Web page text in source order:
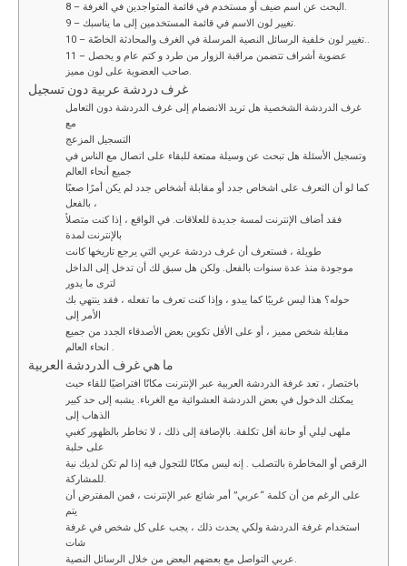
8 – البحث عن اسم ضيف أو مستخدم في قائمة المتواجدين في الغرفة.
9 – تغيير لون الاسم في قائمة المستخدمين إلى ما يناسبك.
10 – تغيير لون خلفية الرسائل النصية المرسلة في الغرف والمحادثة الخاصّة..
11 – عضوية أشراف تتضمن مراقبة الزوار من طرد و كتم عام و يحصل
صاحب العضوية على لون مميز.
غرف دردشة عربية دون تسجيل
غرف الدردشة الشخصية هل تريد الانضمام إلى غرف الدردشة دون التعامل
مع
التسجيل المزعج
وتسجيل الأسئلة هل تبحث عن وسيلة ممتعة للبقاء على اتصال مع الناس في
جميع أنحاء العالم
كما لو أن التعرف على اشخاص جدد أو مقابلة أشخاص جدد لم يكن أمرًا صعبًا
بالفعل ،
فقد أضاف الإنترنت لمسة جديدة للعلاقات. في الواقع ، إذا كنت متصلاً
بالإنترنت لمدة
طويلة ، فستعرف أن غرف دردشة عربي التي يرجع تاريخها كانت
موجودة منذ عدة سنوات بالفعل. ولكن هل سبق لك أن تدخل إلى الداخل
لترى ما يدور
حوله؟ هذا ليس غريبًا كما يبدو ، وإذا كنت تعرف ما تفعله ، فقد ينتهي بك
الأمر إلى
مقابلة شخص مميز ، أو على الأقل تكوين بعض الأصدقاء الجدد من جميع
انحاء العالم .
ما هي غرف الدردشة العربية
باختصار ، تعد غرفة الدردشة العربية عبر الإنترنت مكانًا افتراضيًا للقاء حيث
يمكنك الدخول في بعض الدردشة العشوائية مع الغرباء. يشبه إلى حد كبير
الذهاب إلى
ملهى ليلي أو حانة أقل تكلفة. بالإضافة إلى ذلك ، لا تخاطر بالظهور كغبي
على حلبة
الرقص أو المخاطرة بالتصلب . إنه ليس مكانًا للتجول فيه إذا لم تكن لديك نية
للمشاركة.
على الرغم من أن كلمة “عربي” أمر شائع عبر الإنترنت ، فمن المفترض أن
يتم
استخدام غرفة الدردشة ولكي يحدث ذلك ، يجب على كل شخص في غرفة
شات
عربي التواصل مع بعضهم البعض من خلال الرسائل النصية.